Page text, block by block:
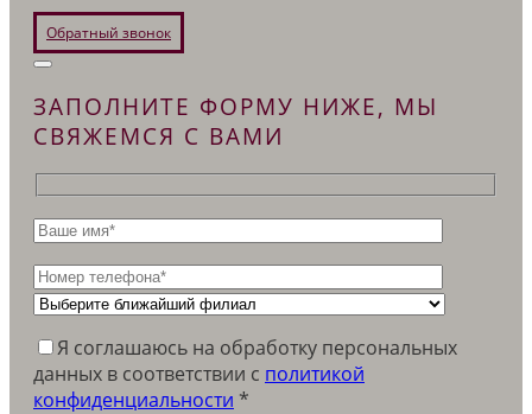
Обратный звонок
ЗАПОЛНИТЕ ФОРМУ НИЖЕ, МЫ
СВЯЖЕМСЯ С ВАМИ
Я соглашаюсь на обработку персональных
данных в соответствии c политикой
конфиденциальности *